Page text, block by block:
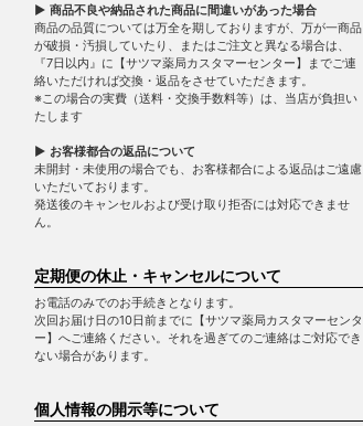
▶ 商品不良や納品された商品に間違いがあった場合
商品の品質については万全を期しておりますが、万が一商品
が破損・汚損していたり、またはご注文と異なる場合は、
『7日以内』に【サツマ薬局カスタマーセンター】までご連
絡いただければ交換・返品をさせていただきます。
※この場合の実費（送料・交換手数料等）は、当店が負担い
たします
▶ お客様都合の返品について
未開封・未使用の場合でも、お客様都合による返品はご遠慮
いただいております。
発送後のキャンセルおよび受け取り拒否には対応できませ
ん。
定期便の休止・キャンセルについて
お電話のみでのお手続きとなります。
次回お届け日の10日前までに【サツマ薬局カスタマーセンタ
ー】へご連絡ください。それを過ぎてのご連絡はご対応でき
ない場合があります。
個人情報の開示等について